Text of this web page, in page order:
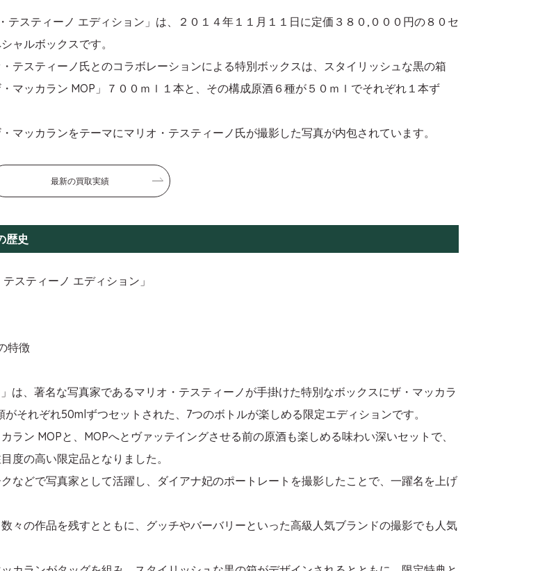
スティーノ エディション」は、２０１４年１１月１１日に定価３８０,０００円の８０セ
ャルボックスです。
テスティーノ氏とのコラボレーションによる特別ボックスは、スタイリッシュな黒の箱
マッカラン MOP」７００ｍｌ１本と、その構成原酒６種が５０ｍｌでそれぞれ１本ず
マッカランをテーマにマリオ・テスティーノ氏が撮影した写真が内包されています。
最新の買取実績
歴史
スティーノ エディション」
特徴
は、著名な写真家であるマリオ・テスティーノが手掛けた特別なボックスにザ・マッカラ
それぞれ50mlずつセットされた、7つのボトルが楽しめる限定エディションです。
ン MOPと、MOPへとヴァッテイングさせる前の原酒も楽しめる味わい深いセットで、
度の高い限定品となりました。
などで写真家として活躍し、ダイアナ妃のポートレートを撮影したことで、一躍名を上げ
々の作品を残すとともに、グッチやバーバリーといった高級人気ブランドの撮影でも人気